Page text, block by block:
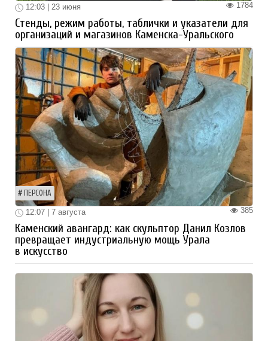
1784
12:03 | 23 июня
Стенды, режим работы, таблички и указатели для
организаций и магазинов Каменска-Уральского
ПЕРСОНА
385
12:07 | 7 августа
Каменский авангард: как скульптор Данил Козлов
превращает индустриальную мощь Урала
в искусство